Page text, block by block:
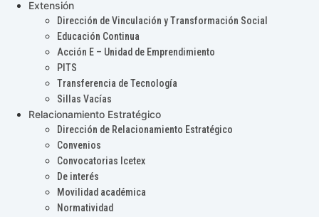
Extensión
Dirección de Vinculación y Transformación Social
Educación Continua
Acción E – Unidad de Emprendimiento
PITS
Transferencia de Tecnología
Sillas Vacías
Relacionamiento Estratégico
Dirección de Relacionamiento Estratégico
Convenios
Convocatorias Icetex
De interés
Movilidad académica
Normatividad